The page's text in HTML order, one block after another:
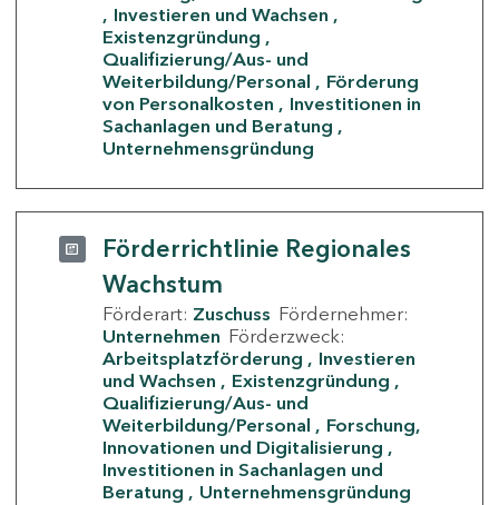
Investieren und Wachsen
Existenzgründung
Qualifizierung/Aus- und
Weiterbildung/Personal
Förderung
von Personalkosten
Investitionen in
Sachanlagen und Beratung
Unternehmensgründung
Förderrichtlinie Regionales
Wachstum
Förderart: Zuschuss Fördernehmer:
Unternehmen Förderzweck:
Arbeitsplatzförderung
Investieren
und Wachsen
Existenzgründung
Qualifizierung/Aus- und
Weiterbildung/Personal
Forschung,
Innovationen und Digitalisierung
Investitionen in Sachanlagen und
Beratung
Unternehmensgründung